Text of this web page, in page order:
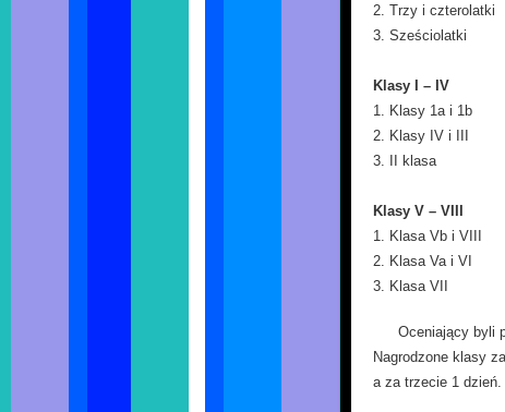
2. Trzy i czterolatki
3. Sześciolatki
Klasy I – IV
1. Klasy 1a i 1b
2. Klasy IV i III
3. II klasa
Klasy V – VIII
1. Klasa Vb i VIII
2. Klasa Va i VI
3. Klasa VII
Oceniający byli
Nagrodzone klasy
a za trzecie 1 dzień.